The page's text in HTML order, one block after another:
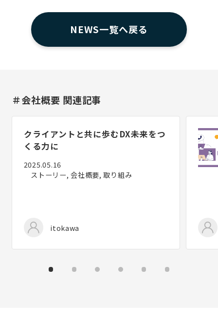
NEWS一覧へ戻る
＃会社概要 関連記事
クライアントと共に歩むDX――未来をつ
くる力に
2025.05.16
ストーリー, 会社概要, 取り組み
itokawa